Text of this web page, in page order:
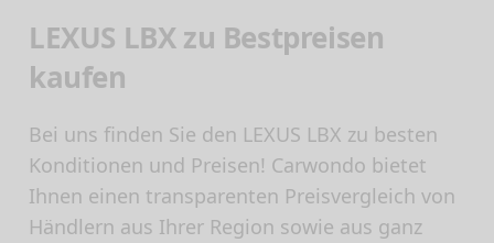
LEXUS LBX zu Bestpreisen
kaufen
Bei uns finden Sie den LEXUS LBX zu besten
Konditionen und Preisen! Carwondo bietet
Ihnen einen transparenten Preisvergleich von
Händlern aus Ihrer Region sowie aus ganz